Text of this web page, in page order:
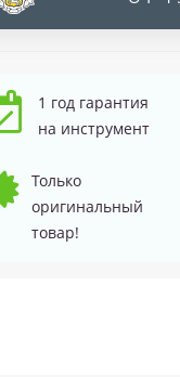
1 год гарантия
на инструмент
Только
оригинальный
товар!